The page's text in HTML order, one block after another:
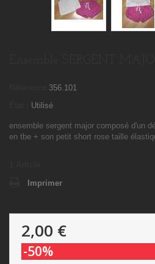
356.101
Utilisé
ensemble sergent major composé d'un
en tbe + son petit short rose taille
Imprimer
2,00 €
-50%